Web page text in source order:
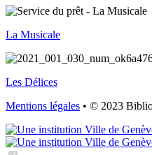
La Musicale
Les Délices
Mentions légales • © 2023